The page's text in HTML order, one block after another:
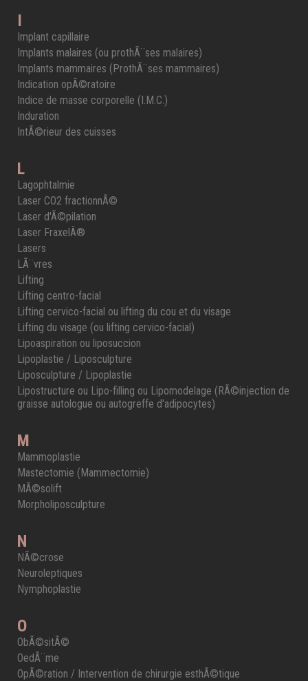
I
Implant capillaire
Implants malaires (ou prothÃ¨ses malaires)
Implants mammaires (ProthÃ¨ses mammaires)
Indication opÃ©ratoire
Indice de masse corporelle (I.M.C.)
Induration
IntÃ©rieur des cuisses
L
Lagophtalmie
Laser CO2 fractionnÃ©
Laser d'Ã©pilation
Laser FraxelÂ®
Lasers
LÃ¨vres
Lifting
Lifting centro-facial
Lifting cervico-facial ou lifting du cou et du visage
Lifting du visage (ou lifting cervico-facial)
Lipoaspiration ou liposuccion
Lipoplastie / Liposculpture
Liposculpture / Lipoplastie
Lipostructure ou Lipo-filling ou Lipomodelage (RÃ©injection de
graisse autologue ou autogreffe d'adipocytes)
M
Mammoplastie
Mastectomie (Mammectomie)
MÃ©solift
Morpholiposculpture
N
NÃ©crose
Neuroleptiques
Nymphoplastie
O
ObÃ©sitÃ©
OedÃ¨me
OpÃ©ration / Intervention de chirurgie esthÃ©tique